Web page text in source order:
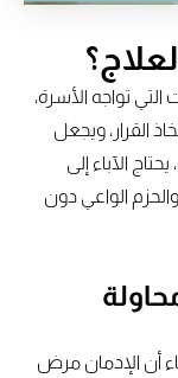
تواجه الأسرة،
القرار، ويجعل
الآباء إلى
الواعي دون
أن الإدمان مرض